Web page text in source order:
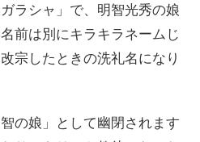
ラシャ」で、明智光秀の娘
前は別にキラキラネームじ
宗したときの洗礼名になり
の娘」として幽閉されます